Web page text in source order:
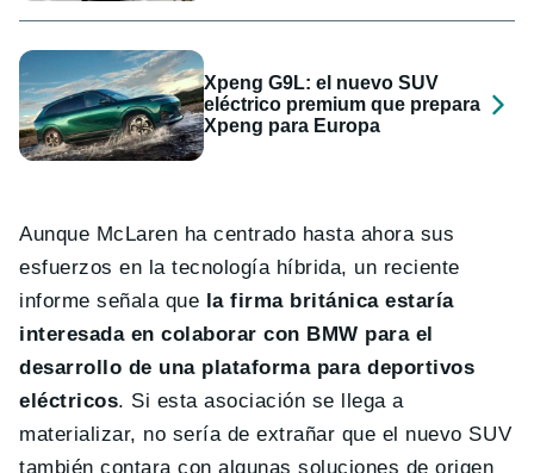
Xpeng G9L: el nuevo SUV
eléctrico premium que prepara
Xpeng para Europa
Aunque McLaren ha centrado hasta ahora sus
esfuerzos en la tecnología híbrida, un reciente
informe señala que la firma británica estaría
interesada en colaborar con BMW para el
desarrollo de una plataforma para deportivos
eléctricos. Si esta asociación se llega a
materializar, no sería de extrañar que el nuevo SUV
también contara con algunas soluciones de origen